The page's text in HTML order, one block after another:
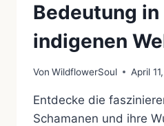
Bedeutung in
indigenen
Von WildflowerSoul April
Entdecke die
Schamanen und ihre